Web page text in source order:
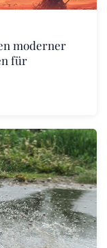
moderner
für